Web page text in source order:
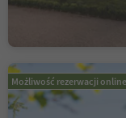
Możliwość rezerwacji online